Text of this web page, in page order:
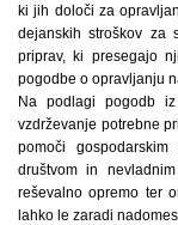
ki jih določi za
dejanskih stroškov za
priprav, ki presegajo
pogodbe o opravljanju
Na podlagi pogodb
vzdrževanje potrebne
pomoči
društvom in
reševalno opremo ter
lahko le zaradi